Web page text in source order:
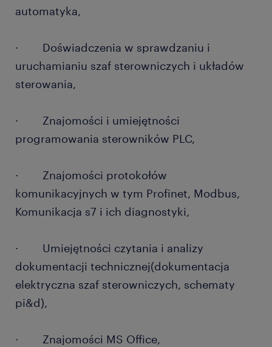
automatyka,
· Doświadczenia w sprawdzaniu i
uruchamianiu szaf sterowniczych i układów
sterowania,
· Znajomości i umiejętności
programowania sterowników PLC,
· Znajomości protokołów
komunikacyjnych w tym Profinet, Modbus,
Komunikacja s7 i ich diagnostyki,
· Umiejętności czytania i analizy
dokumentacji technicznej(dokumentacja
elektryczna szaf sterowniczych, schematy
pi&d),
· Znajomości MS Office,